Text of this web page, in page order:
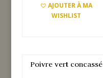
AJOUTER À MA
WISHLIST
Poivre vert concassé